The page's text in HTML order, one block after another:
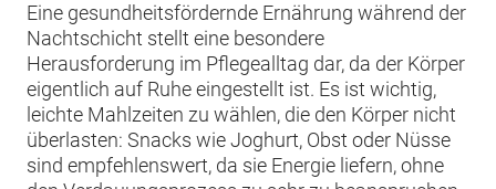
Eine gesundheitsfördernde Ernährung während der
Nachtschicht stellt eine besondere
Herausforderung im Pflegealltag dar, da der Körper
eigentlich auf Ruhe eingestellt ist. Es ist wichtig,
leichte Mahlzeiten zu wählen, die den Körper nicht
überlasten: Snacks wie Joghurt, Obst oder Nüsse
sind empfehlenswert, da sie Energie liefern, ohne